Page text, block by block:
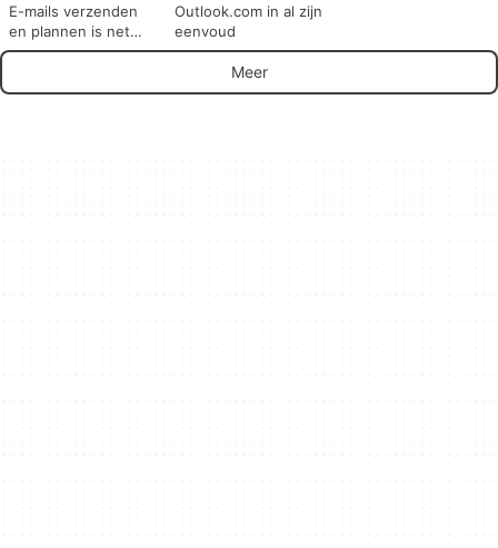
E-mails verzenden
en plannen is net
eenvoudiger
Outlook.com in al zijn
eenvoud
Meer